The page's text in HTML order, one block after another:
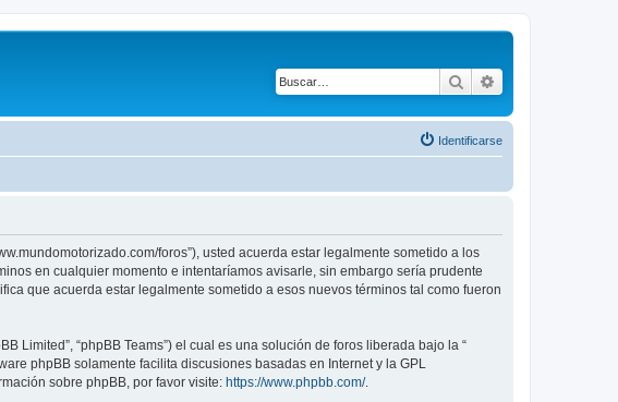
Buscar
Identificarse
foros”), usted acuerda estar legalmente sometido a los
en cualquier momento e intentaríamos avisarle, sin embargo sería prudente
que acuerda estar legalmente sometido a esos nuevos términos tal como fueron
Limited”, “phpBB Teams”) el cual es una solución de foros liberada bajo la “
phpBB solamente facilita discusiones basadas en Internet y la GPL
sobre phpBB, por favor visite: https://www.phpbb.com/.